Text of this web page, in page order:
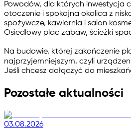
Powodów, dla których inwestycja
otoczenie i spokojna okolica z
spożywcze, kawiarnia i salon
Osiedlowy plac zabaw, ścieżki
Na budowie, której zakończenie
najprzyjemniejszym, czyli
Jeśli chcesz dołączyć do
Pozostałe aktualności
03.08.2026